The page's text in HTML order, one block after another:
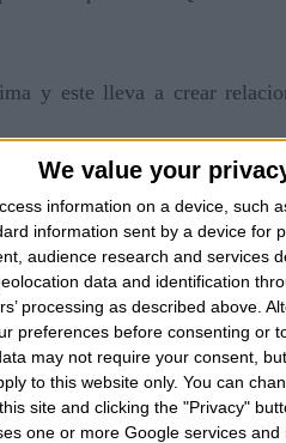
We value your
information on a device, such
information sent by a device for
audience research and services
data and identification
processing as described above.
preferences before consenting or
may not require your consent,
to this website only. You can
site and clicking the "Privacy"
one or more Google services
y este lleva a crear
también las insatisfacciones
y se vive cada día con un
una rotura